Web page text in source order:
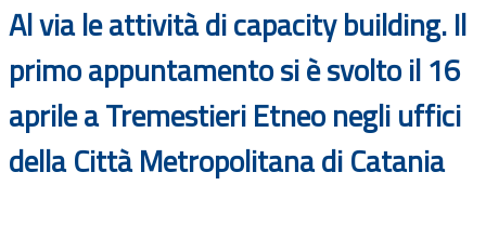
Al via le attività di capacity building. Il
primo appuntamento si è svolto il 16
aprile a Tremestieri Etneo negli uffici
della Città Metropolitana di Catania